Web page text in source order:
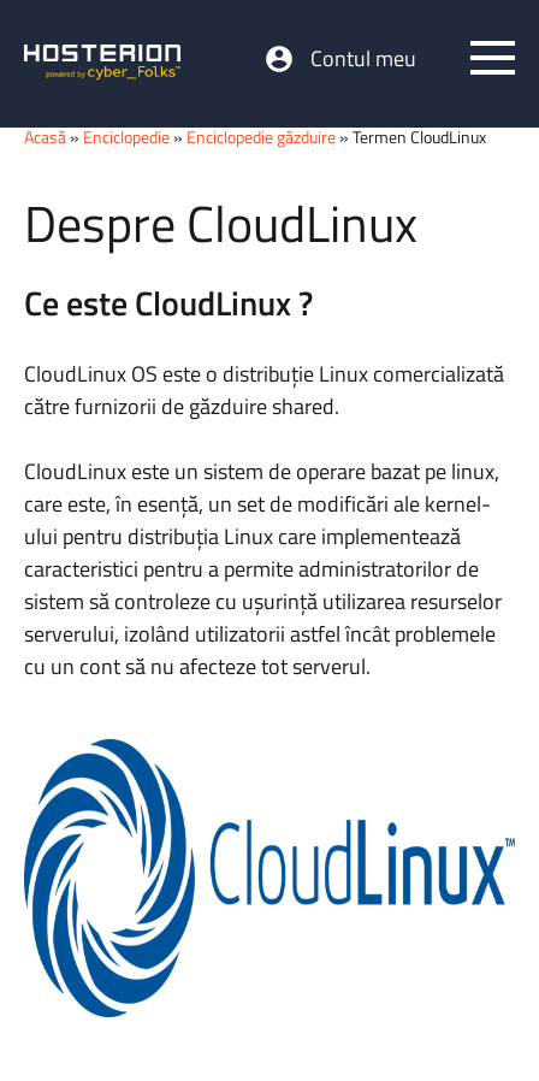
Contul meu
Acasă» Enciclopedie» Enciclopedie găzduire» Termen CloudLinux
Despre CloudLinux
Ce este CloudLinux ?
CloudLinux OS este o distribuție Linux comercializată
către furnizorii de găzduire shared.
CloudLinux este un sistem de operare bazat pe linux,
care este, în esență, un set de modificări ale kernel-
ului pentru distribuția Linux care implementează
caracteristici pentru a permite administratorilor de
sistem să controleze cu ușurință utilizarea resurselor
serverului, izolând utilizatorii astfel încât problemele
cu un cont să nu afecteze tot serverul.